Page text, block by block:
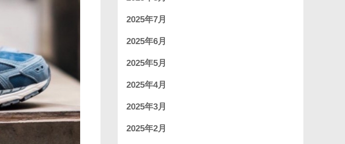
2025年7月
2025年6月
2025年5月
2025年4月
2025年3月
2025年2月